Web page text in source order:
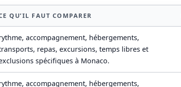
QU’IL FAUT COMPARER
accompagnement, hébergements,
repas, excursions, temps libres et
spécifiques à Monaco.
accompagnement, hébergements,